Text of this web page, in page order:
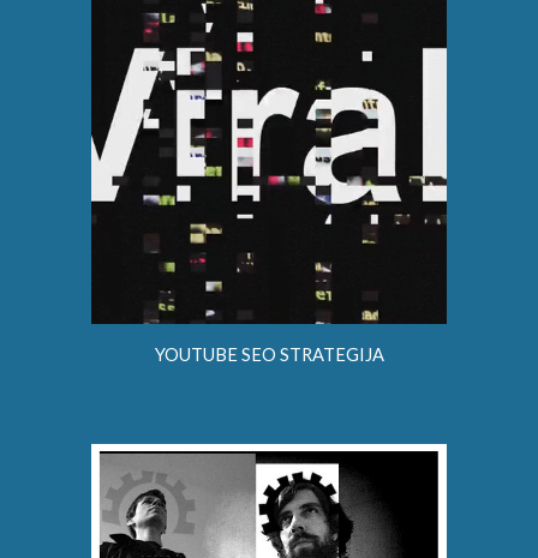
YOUTUBE SEO STRATEGIJA